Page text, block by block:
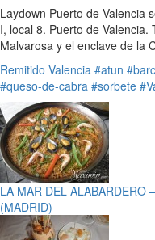
Laydown Puerto de Valencia
I, local 8. Puerto de
Malvarosa y el enclave de la
Remitido Valencia #atun
#queso-de-cabra #sorbete
LA MAR DEL ALABARDERO
(MADRID)